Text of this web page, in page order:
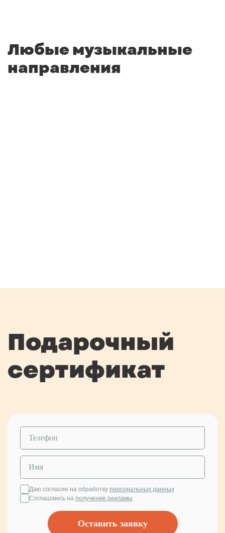
Любые музыкальные
направления
Подарочный
сертификат
Даю согласие на обработку персональных данных
Соглашаюсь на получение рекламы
Оставить заявку